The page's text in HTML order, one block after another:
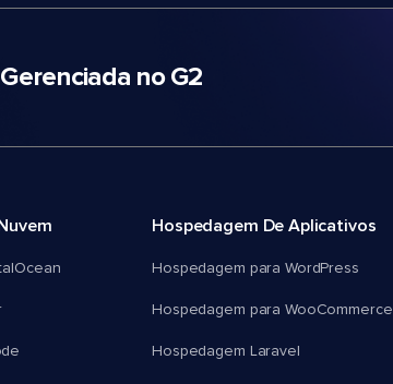
no G2
Hospedagem De Aplicativos
Hospedagem para WordPress
Hospedagem para WooCommerce
Hospedagem Laravel